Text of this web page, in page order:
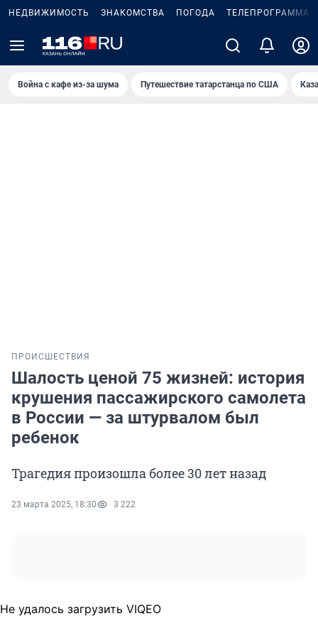
НЕДВИЖИМОСТЬ ЗНАКОМСТВА ПОГОДА ТЕЛЕПРОГРАММА
Война с кафе из-за шума Путешествие татарстанца по США
ПРОИСШЕСТВИЯ
Шалость ценой 75 жизней: история
крушения пассажирского самолета
в России — за штурвалом был
ребенок
Трагедия произошла более 30 лет назад
23 марта 2025, 18:30 3 222
Не удалось загрузить VIQEO